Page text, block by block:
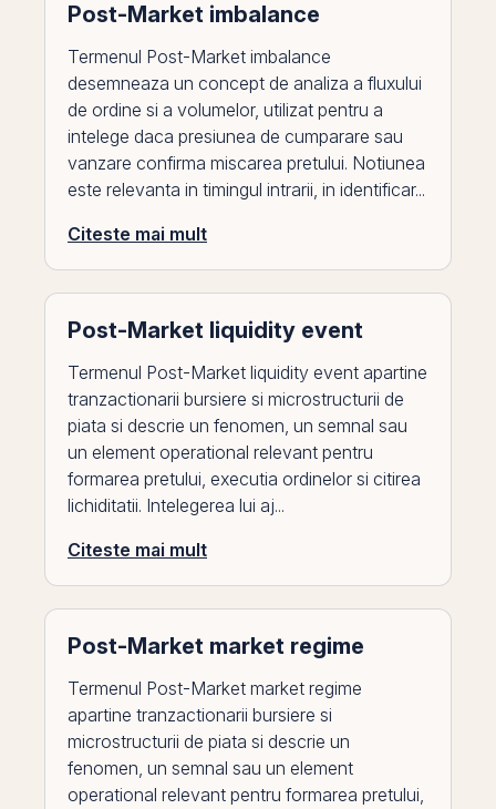
Post-Market imbalance
Termenul Post-Market imbalance
desemneaza un concept de analiza a fluxului
de ordine si a volumelor, utilizat pentru a
intelege daca presiunea de cumparare sau
vanzare confirma miscarea pretului. Notiunea
este relevanta in timingul intrarii, in identificar...
Citeste mai mult
Post-Market liquidity event
Termenul Post-Market liquidity event apartine
tranzactionarii bursiere si microstructurii de
piata si descrie un fenomen, un semnal sau
un element operational relevant pentru
formarea pretului, executia ordinelor si citirea
lichiditatii. Intelegerea lui aj...
Citeste mai mult
Post-Market market regime
Termenul Post-Market market regime
apartine tranzactionarii bursiere si
microstructurii de piata si descrie un
fenomen, un semnal sau un element
operational relevant pentru formarea pretului,